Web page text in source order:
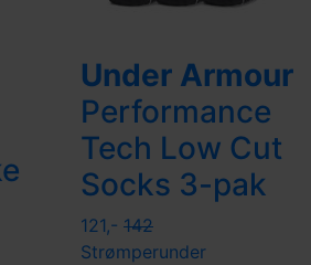
Under Armour
Performance
Tech Low Cut
Socks 3-pak
121,- 142
Strømperunder